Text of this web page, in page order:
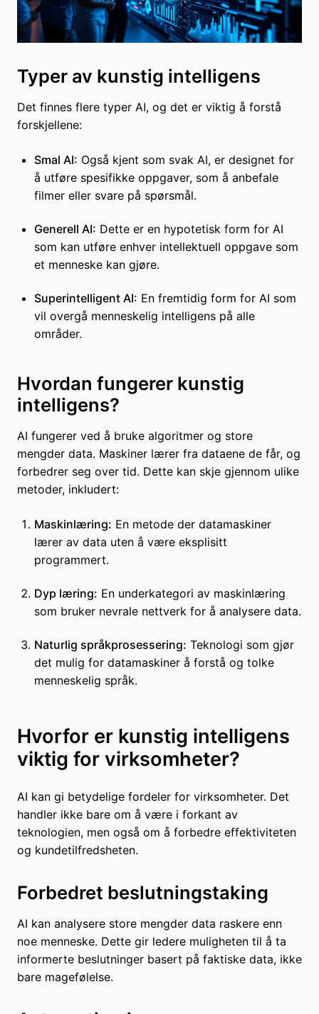
Typer av kunstig intelligens
Det finnes flere typer AI, og det er viktig å forstå
forskjellene:
Smal AI: Også kjent som svak AI, er designet for
å utføre spesifikke oppgaver, som å anbefale
filmer eller svare på spørsmål.
Generell AI: Dette er en hypotetisk form for AI
som kan utføre enhver intellektuell oppgave som
et menneske kan gjøre.
Superintelligent AI: En fremtidig form for AI som
vil overgå menneskelig intelligens på alle
områder.
Hvordan fungerer kunstig
intelligens?
AI fungerer ved å bruke algoritmer og store
mengder data. Maskiner lærer fra dataene de får, og
forbedrer seg over tid. Dette kan skje gjennom ulike
metoder, inkludert:
Maskinlæring: En metode der datamaskiner
lærer av data uten å være eksplisitt
programmert.
Dyp læring: En underkategori av maskinlæring
som bruker nevrale nettverk for å analysere data.
Naturlig språkprosessering: Teknologi som gjør
det mulig for datamaskiner å forstå og tolke
menneskelig språk.
Hvorfor er kunstig intelligens
viktig for virksomheter?
AI kan gi betydelige fordeler for virksomheter. Det
handler ikke bare om å være i forkant av
teknologien, men også om å forbedre effektiviteten
og kundetilfredsheten.
Forbedret beslutningstaking
AI kan analysere store mengder data raskere enn
noe menneske. Dette gir ledere muligheten til å ta
informerte beslutninger basert på faktiske data, ikke
bare magefølelse.